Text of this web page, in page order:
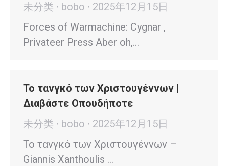
未分类
bobo
2025年12月15日
Forces of Warmachine: Cygnar ,
Privateer Press Aber oh,…
Το τανγκό των Χριστουγέννων |
Διαβάστε Οπουδήποτε
未分类
bobo
2025年12月15日
Το τανγκό των Χριστουγέννων –
Giannis Xanthoulis …